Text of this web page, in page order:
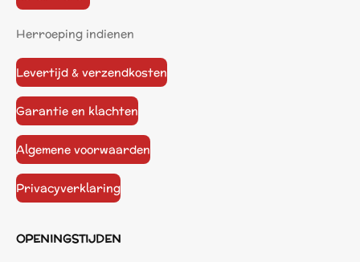
Herroeping indienen
Levertijd & verzendkosten
Garantie en klachten
Algemene voorwaarden
Privacyverklaring
OPENINGSTIJDEN